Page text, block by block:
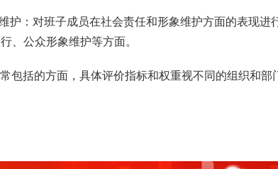
护：对班子成员在社会责任和形象维护方面的表现进
、公众形象维护等方面。
包括的方面，具体评价指标和权重视不同的组织和部